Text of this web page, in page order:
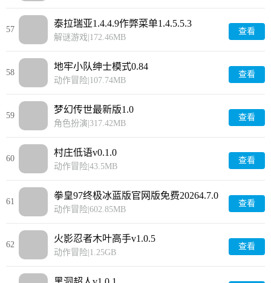
57
泰拉瑞亚1.4.4.9作弊菜单1.4.5.5.3
解谜游戏 172.46MB
查看
58
地牢小队绅士模式0.84
动作冒险 107.74MB
查看
59
梦幻传世最新版1.0
角色扮演 317.42MB
查看
60
村庄低语v0.1.0
动作冒险 43.5MB
查看
61
拳皇97终极冰蓝版官网版免费20264.7.0
动作冒险 602.85MB
查看
62
火影忍者木叶高手v1.0.5
动作冒险 1.25GB
查看